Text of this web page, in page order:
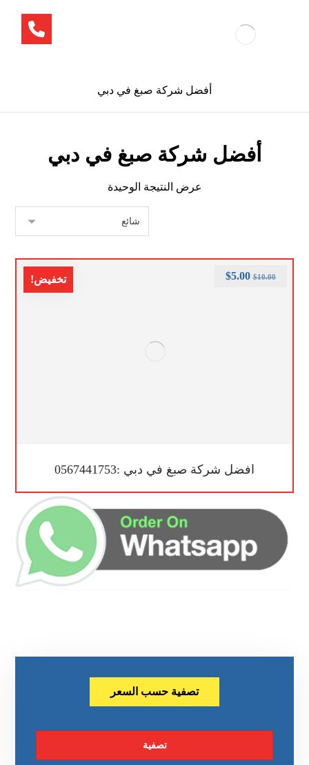
أفضل شركة صبغ في دبي
أفضل شركة صبغ في دبي
عرض النتيجة الوحيدة
تخفيض!
افضل شركة صبغ في دبي :0567441753
$10.00
$5.00
تصفية حسب السعر
تصفية